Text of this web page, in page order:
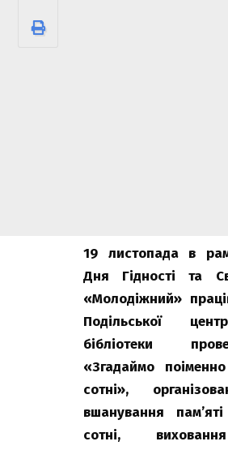
19 листопада в
Дня Гідності та
«Молодіжний»
Подільської
бібліотеки
«Згадаймо
сотні»,
вшанування
сотні,